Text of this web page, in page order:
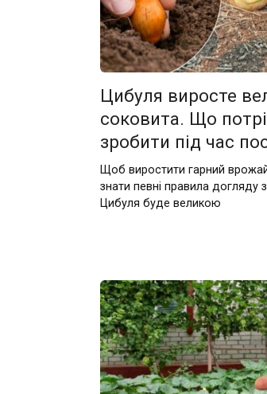
Цибуля виросте
соковита. Що
зробити під час
Щоб виростити гарний
знати певні правила догляду
Цибуля буде великою